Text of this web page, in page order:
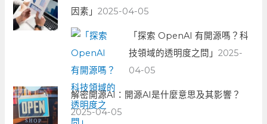
因素」2025-04-05
「探索 OpenAI 有開源嗎？科
技領域的透明度之問」2025-
04-05
解密開源AI：開源AI是什麼意思及其影響？
2025-04-05